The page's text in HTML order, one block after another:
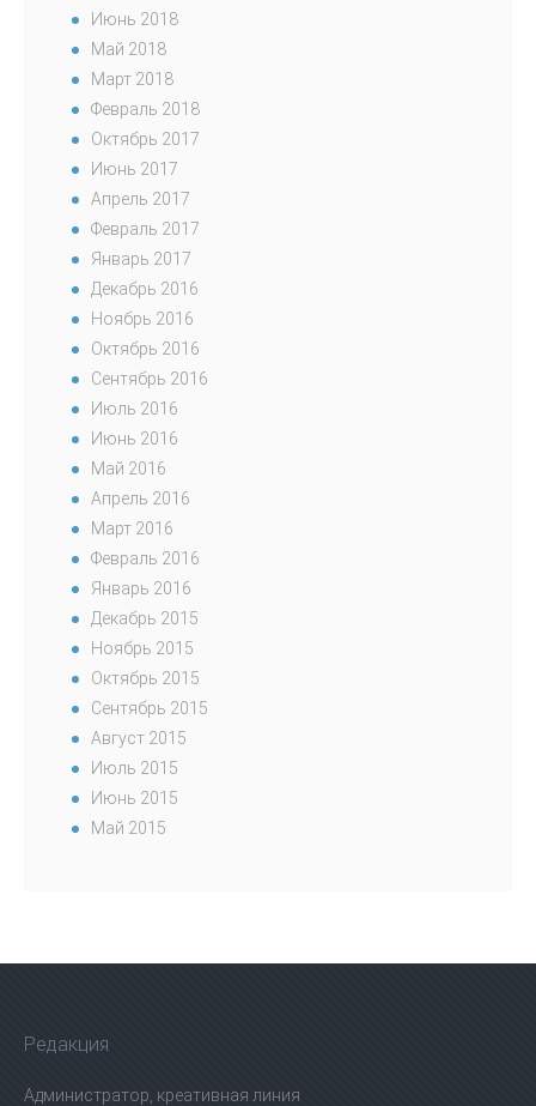
Июнь 2018
Май 2018
Март 2018
Февраль 2018
Октябрь 2017
Июнь 2017
Апрель 2017
Февраль 2017
Январь 2017
Декабрь 2016
Ноябрь 2016
Октябрь 2016
Сентябрь 2016
Июль 2016
Июнь 2016
Май 2016
Апрель 2016
Март 2016
Февраль 2016
Январь 2016
Декабрь 2015
Ноябрь 2015
Октябрь 2015
Сентябрь 2015
Август 2015
Июль 2015
Июнь 2015
Май 2015
Редакция
Администратор, креативная линия